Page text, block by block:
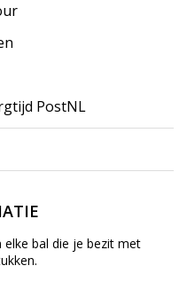
PostNL
elke bal die je bezit met